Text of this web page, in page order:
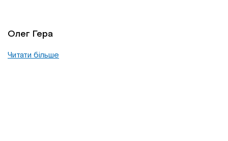
Олег Гера
Читати більше